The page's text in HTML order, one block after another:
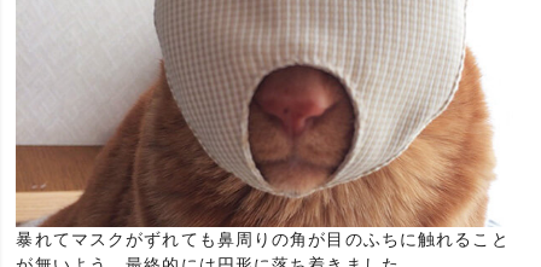
暴れてマスクがずれても鼻周りの角が目のふちに触れること